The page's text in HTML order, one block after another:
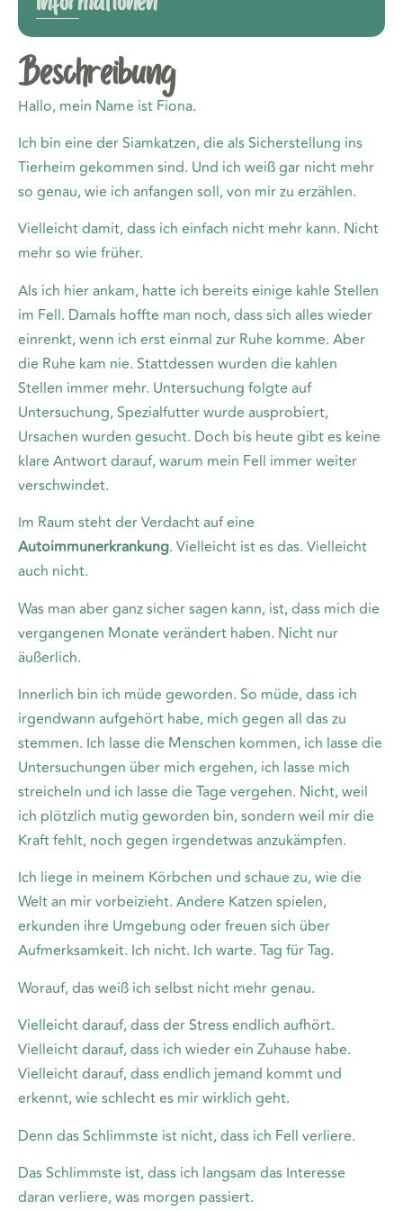
Beschreibung
Hallo, mein Name ist Fiona.
Ich bin eine der Siamkatzen, die als Sicherstellung ins
Tierheim gekommen sind. Und ich weiß gar nicht mehr
so genau, wie ich anfangen soll, von mir zu erzählen.
Vielleicht damit, dass ich einfach nicht mehr kann. Nicht
mehr so wie früher.
Als ich hier ankam, hatte ich bereits einige kahle Stellen
im Fell. Damals hoffte man noch, dass sich alles wieder
einrenkt, wenn ich erst einmal zur Ruhe komme. Aber
die Ruhe kam nie. Stattdessen wurden die kahlen
Stellen immer mehr. Untersuchung folgte auf
Untersuchung, Spezialfutter wurde ausprobiert,
Ursachen wurden gesucht. Doch bis heute gibt es keine
klare Antwort darauf, warum mein Fell immer weiter
verschwindet.
Im Raum steht der Verdacht auf eine
Autoimmunerkrankung. Vielleicht ist es das. Vielleicht
auch nicht.
Was man aber ganz sicher sagen kann, ist, dass mich die
vergangenen Monate verändert haben. Nicht nur
äußerlich.
Innerlich bin ich müde geworden. So müde, dass ich
irgendwann aufgehört habe, mich gegen all das zu
stemmen. Ich lasse die Menschen kommen, ich lasse die
Untersuchungen über mich ergehen, ich lasse mich
streicheln und ich lasse die Tage vergehen. Nicht, weil
ich plötzlich mutig geworden bin, sondern weil mir die
Kraft fehlt, noch gegen irgendetwas anzukämpfen.
Ich liege in meinem Körbchen und schaue zu, wie die
Welt an mir vorbeizieht. Andere Katzen spielen,
erkunden ihre Umgebung oder freuen sich über
Aufmerksamkeit. Ich nicht. Ich warte. Tag für Tag.
Worauf, das weiß ich selbst nicht mehr genau.
Vielleicht darauf, dass der Stress endlich aufhört.
Vielleicht darauf, dass ich wieder ein Zuhause habe.
Vielleicht darauf, dass endlich jemand kommt und
erkennt, wie schlecht es mir wirklich geht.
Denn das Schlimmste ist nicht, dass ich Fell verliere.
Das Schlimmste ist, dass ich langsam das Interesse
daran verliere, was morgen passiert.